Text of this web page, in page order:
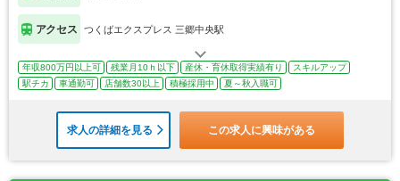
アクセス つくばエクスプレス 三郷中央駅
年収800万円以上可 残業月10ｈ以下 産休・育休取得実績有り
スキルアップ
駅チカ
車通勤可 店舗数30以上 積極採用中 夏～秋入職可
求人の詳細を見る この求人に興味がある